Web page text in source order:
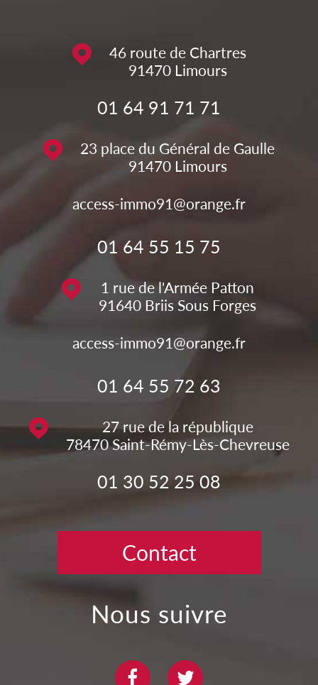
46 route de Chartres
91470 Limours
01 64 91 71 71
23 place du Général de Gaulle
91470 Limours
access-immo91@orange.fr
01 64 55 15 75
1 rue de l'Armée Patton
91640 Briis Sous Forges
access-immo91@orange.fr
01 64 55 72 63
27 rue de la république
78470 Saint-Rémy-Lès-Chevreuse
01 30 52 25 08
Contact
nous suivre